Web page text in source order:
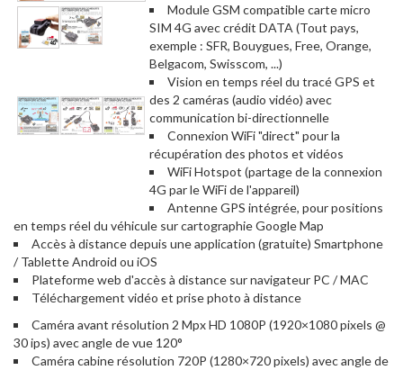
Module GSM compatible carte micro
SIM 4G avec crédit DATA (Tout pays,
exemple : SFR, Bouygues, Free, Orange,
Belgacom, Swisscom, ...)
Vision en temps réel du tracé GPS et
des 2 caméras (audio vidéo) avec
communication bi-directionnelle
Connexion WiFi "direct" pour la
récupération des photos et vidéos
WiFi Hotspot (partage de la connexion
4G par le WiFi de l'appareil)
Antenne GPS intégrée, pour positions
en temps réel du véhicule sur cartographie Google Map
Accès à distance depuis une application (gratuite) Smartphone
/ Tablette Android ou iOS
Plateforme web d'accès à distance sur navigateur PC / MAC
Téléchargement vidéo et prise photo à distance
Caméra avant résolution 2 Mpx HD 1080P (1920×1080 pixels @
30 ips) avec angle de vue 120°
Caméra cabine résolution 720P (1280×720 pixels) avec angle de